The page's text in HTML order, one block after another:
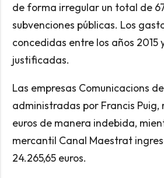
de forma irregular un total de
subvenciones públicas. Los
concedidas entre los años 2015
justificadas.
Las empresas Comunicacions
administradas por Francis Puig,
euros de manera indebida,
mercantil Canal Maestrat
24.265,65 euros.